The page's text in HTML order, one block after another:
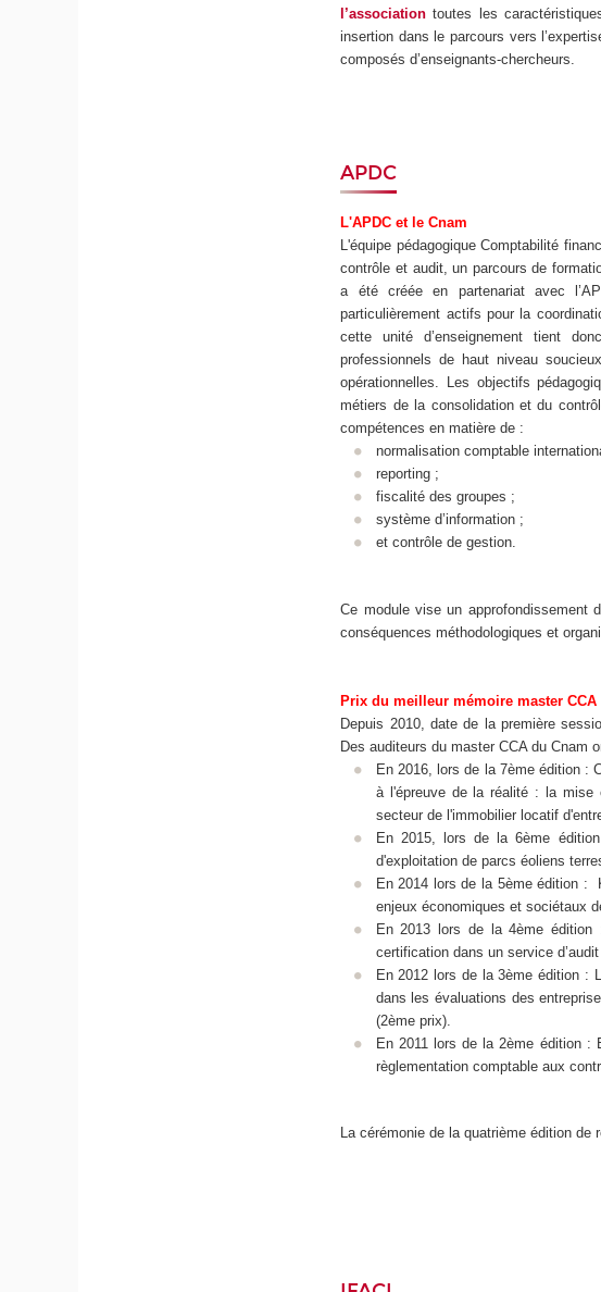
l’association toutes les
insertion dans le parcours vers
composés d’enseignants-chercheurs.
APDC
L'APDC et le Cnam
L'équipe pédagogique Comptabilité
contrôle et audit, un parcours de
a été créée en partenariat avec
particulièrement actifs pour la
cette unité d’enseignement tient
professionnels de haut niveau
opérationnelles. Les objectifs
métiers de la consolidation et du
compétences en matière de :
normalisation comptable
reporting ;
fiscalité des groupes ;
système d’information ;
et contrôle de gestion.
Ce module vise un approfondissement
conséquences méthodologiques et
Prix du meilleur mémoire master CCA
Depuis 2010, date de la première
Des auditeurs du master CCA du Cnam
En 2016, lors de la 7ème édition :
à l'épreuve de la réalité : la mise
secteur de l'immobilier locatif
En 2015, lors de la 6ème
d'exploitation de parcs éoliens
En 2014 lors de la 5ème édition :
enjeux économiques et sociétaux
En 2013 lors de la 4ème
certification dans un service
En 2012 lors de la 3ème édition :
dans les évaluations des
(2ème prix).
En 2011 lors de la 2ème édition
règlementation comptable aux
La cérémonie de la quatrième édition de